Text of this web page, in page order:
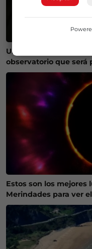
Un bilbaíno invierte
observatorio que será
Estos son los mejores
Merindades para ver